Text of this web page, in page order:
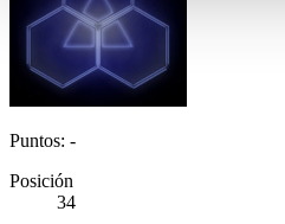
Puntos: -
Posición
34